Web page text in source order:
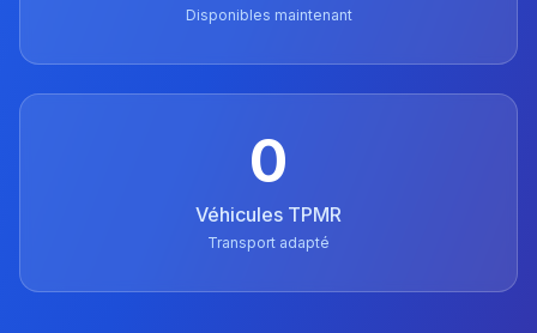
Disponibles maintenant
0
Véhicules TPMR
Transport adapté